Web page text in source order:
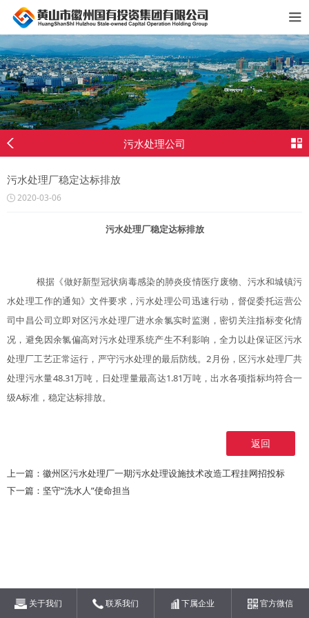
污水处理公司
污水处理厂稳定达标排放
2020-03-06
污水处理厂稳定达标排放
根据《做好新型冠状病毒感染的肺炎疫情医疗废物、污水和城镇污
水处理工作的通知》文件要求，污水处理公司迅速行动，督促委托运营公
司中昌公司立即对区污水处理厂进水余氯实时监测，密切关注指标变化情
况，避免因余氯偏高对污水处理系统产生不利影响，全力以赴保证区污水
处理厂工艺正常运行，严守污水处理的最后防线。2月份，区污水处理厂共
处理污水量48.31万吨，日处理量最高达1.81万吨，出水各项指标均符合一
级A标准，稳定达标排放。
返回
上一篇： 徽州区污水处理厂一期污水处理设施技术改造工程挂网招投标
下一篇： 坚守“洗水人”使命担当
关于我们 联系我们 下属企业 官方微信